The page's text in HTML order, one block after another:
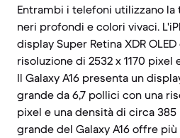
Entrambi i telefoni utilizzano la
neri profondi e colori vivaci.
display Super Retina XDR
risoluzione di 2532 x 1170 pixel
Il Galaxy A16 presenta un
grande da 6,7 pollici con una
pixel e una densità di circa 385
grande del Galaxy A16 offre